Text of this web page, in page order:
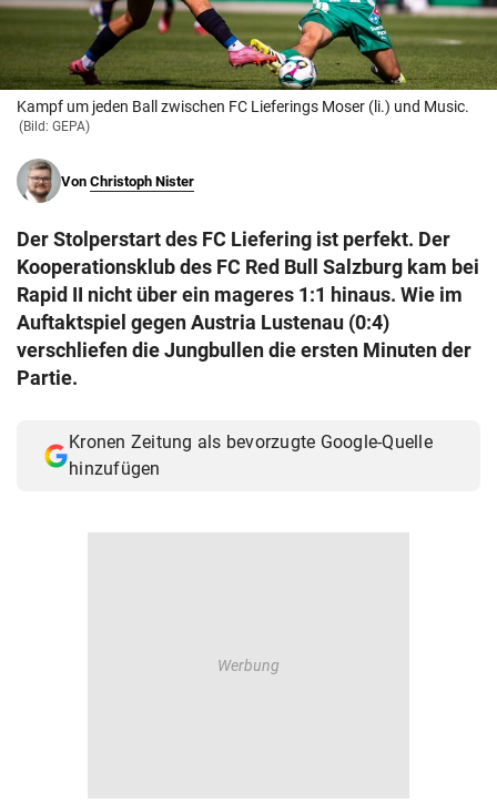
© Krone Multimedia GmbH & Co KG 2026
Muthgasse 2, 1190 Wien
Kampf um jeden Ball zwischen FC Lieferings Moser (li.) und Music.
(Bild: GEPA)
Von Christoph Nister
Der Stolperstart des FC Liefering ist perfekt. Der
Kooperationsklub des FC Red Bull Salzburg kam bei
Rapid II nicht über ein mageres 1:1 hinaus. Wie im
Auftaktspiel gegen Austria Lustenau (0:4)
verschliefen die Jungbullen die ersten Minuten der
Partie.
Kronen Zeitung als bevorzugte Google-Quelle
hinzufügen